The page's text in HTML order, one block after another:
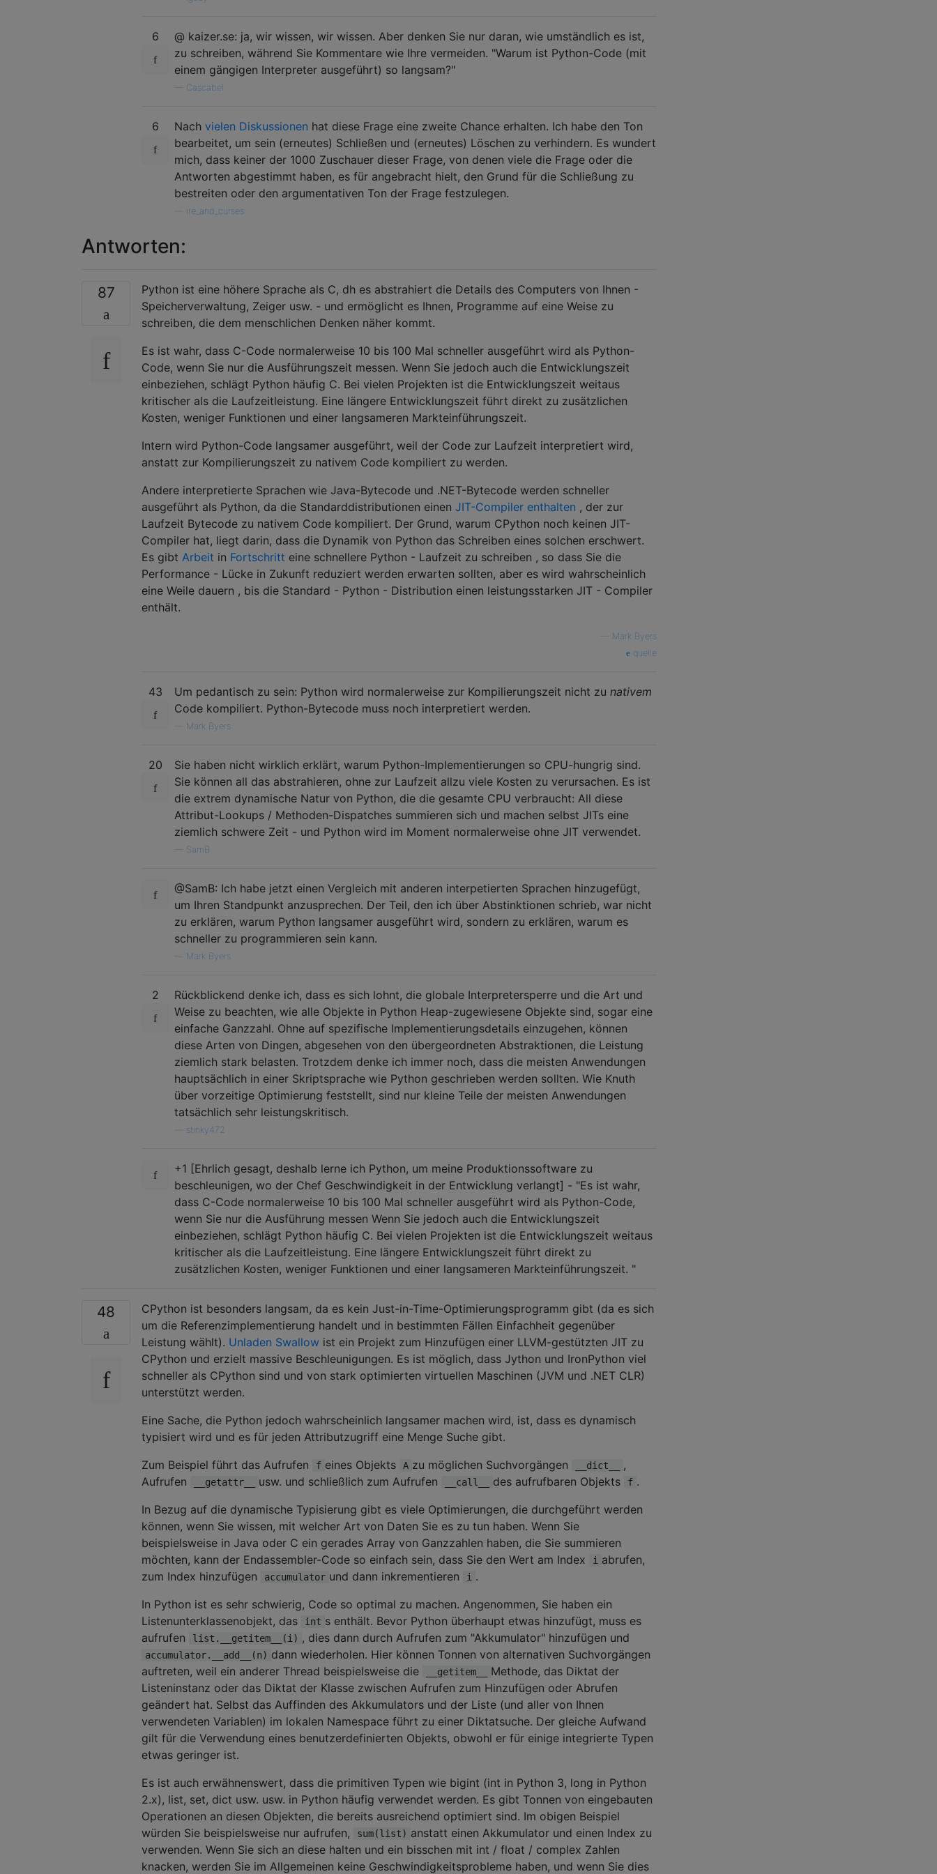
6
@ kaizer.se: ja, wir wissen, wir wissen. Aber denken Sie nur daran, wie umständlich es ist,
zu schreiben, während Sie Kommentare wie Ihre vermeiden. "Warum ist Python-Code (mit
einem gängigen Interpreter ausgeführt) so langsam?"
Cascabel
6 Nach vielen Diskussionen hat diese Frage eine zweite Chance erhalten. Ich habe den Ton
bearbeitet, um sein (erneutes) Schließen und (erneutes) Löschen zu verhindern. Es wundert
mich, dass keiner der 1000 Zuschauer dieser Frage, von denen viele die Frage oder die
Antworten abgestimmt haben, es für angebracht hielt, den Grund für die Schließung zu
bestreiten oder den argumentativen Ton der Frage festzulegen.
ire_and_curses
Antworten:
87
Python ist eine höhere Sprache als C, dh es abstrahiert die Details des Computers von Ihnen -
Speicherverwaltung, Zeiger usw. - und ermöglicht es Ihnen, Programme auf eine Weise zu
schreiben, die dem menschlichen Denken näher kommt.
Es ist wahr, dass C-Code normalerweise 10 bis 100 Mal schneller ausgeführt wird als Python-
Code, wenn Sie nur die Ausführungszeit messen. Wenn Sie jedoch auch die Entwicklungszeit
einbeziehen, schlägt Python häufig C. Bei vielen Projekten ist die Entwicklungszeit weitaus
kritischer als die Laufzeitleistung. Eine längere Entwicklungszeit führt direkt zu zusätzlichen
Kosten, weniger Funktionen und einer langsameren Markteinführungszeit.
Intern wird Python-Code langsamer ausgeführt, weil der Code zur Laufzeit interpretiert wird,
anstatt zur Kompilierungszeit zu nativem Code kompiliert zu werden.
Andere interpretierte Sprachen wie Java-Bytecode und .NET-Bytecode werden schneller
ausgeführt als Python, da die Standarddistributionen einen JIT-Compiler enthalten , der zur
Laufzeit Bytecode zu nativem Code kompiliert. Der Grund, warum CPython noch keinen JIT-
Compiler hat, liegt darin, dass die Dynamik von Python das Schreiben eines solchen erschwert.
Es gibt Arbeit in Fortschritt eine schnellere Python - Laufzeit zu schreiben , so dass Sie die
Performance - Lücke in Zukunft reduziert werden erwarten sollten, aber es wird wahrscheinlich
eine Weile dauern , bis die Standard - Python - Distribution einen leistungsstarken JIT - Compiler
enthält.
Mark Byers
quelle
43 Um pedantisch zu sein: Python wird normalerweise zur Kompilierungszeit nicht zu nativem
Code kompiliert. Python-Bytecode muss noch interpretiert werden.
Mark Byers
20
Sie haben nicht wirklich erklärt, warum Python-Implementierungen so CPU-hungrig sind.
Sie können all das abstrahieren, ohne zur Laufzeit allzu viele Kosten zu verursachen. Es ist
die extrem dynamische Natur von Python, die die gesamte CPU verbraucht: All diese
Attribut-Lookups / Methoden-Dispatches summieren sich und machen selbst JITs eine
ziemlich schwere Zeit - und Python wird im Moment normalerweise ohne JIT verwendet.
SamB
@SamB: Ich habe jetzt einen Vergleich mit anderen interpetierten Sprachen hinzugefügt,
um Ihren Standpunkt anzusprechen. Der Teil, den ich über Abstinktionen schrieb, war nicht
zu erklären, warum Python langsamer ausgeführt wird, sondern zu erklären, warum es
schneller zu programmieren sein kann.
Mark Byers
2
Rückblickend denke ich, dass es sich lohnt, die globale Interpretersperre und die Art und
Weise zu beachten, wie alle Objekte in Python Heap-zugewiesene Objekte sind, sogar eine
einfache Ganzzahl. Ohne auf spezifische Implementierungsdetails einzugehen, können
diese Arten von Dingen, abgesehen von den übergeordneten Abstraktionen, die Leistung
ziemlich stark belasten. Trotzdem denke ich immer noch, dass die meisten Anwendungen
hauptsächlich in einer Skriptsprache wie Python geschrieben werden sollten. Wie Knuth
über vorzeitige Optimierung feststellt, sind nur kleine Teile der meisten Anwendungen
tatsächlich sehr leistungskritisch.
stinky472
+1 [Ehrlich gesagt, deshalb lerne ich Python, um meine Produktionssoftware zu
beschleunigen, wo der Chef Geschwindigkeit in der Entwicklung verlangt] - "Es ist wahr,
dass C-Code normalerweise 10 bis 100 Mal schneller ausgeführt wird als Python-Code,
wenn Sie nur die Ausführung messen Wenn Sie jedoch auch die Entwicklungszeit
einbeziehen, schlägt Python häufig C. Bei vielen Projekten ist die Entwicklungszeit weitaus
kritischer als die Laufzeitleistung. Eine längere Entwicklungszeit führt direkt zu
zusätzlichen Kosten, weniger Funktionen und einer langsameren Markteinführungszeit. "
48
CPython ist besonders langsam, da es kein Just-in-Time-Optimierungsprogramm gibt (da es sich
um die Referenzimplementierung handelt und in bestimmten Fällen Einfachheit gegenüber
Leistung wählt). Unladen Swallow ist ein Projekt zum Hinzufügen einer LLVM-gestützten JIT zu
CPython und erzielt massive Beschleunigungen. Es ist möglich, dass Jython und IronPython viel
schneller als CPython sind und von stark optimierten virtuellen Maschinen (JVM und .NET CLR)
unterstützt werden.
Eine Sache, die Python jedoch wahrscheinlich langsamer machen wird, ist, dass es dynamisch
typisiert wird und es für jeden Attributzugriff eine Menge Suche gibt.
Zum Beispiel führt das Aufrufen
f eines Objekts A zu möglichen Suchvorgängen __dict__
,
Aufrufen
__getattr__ usw. und schließlich zum Aufrufen __call__ des aufrufbaren Objekts f .
In Bezug auf die dynamische Typisierung gibt es viele Optimierungen, die durchgeführt werden
können, wenn Sie wissen, mit welcher Art von Daten Sie es zu tun haben. Wenn Sie
beispielsweise in Java oder C ein gerades Array von Ganzzahlen haben, die Sie summieren
möchten, kann der Endassembler-Code so einfach sein, dass Sie den Wert am Index
i abrufen,
zum Index hinzufügen
accumulator und dann inkrementieren i .
In Python ist es sehr schwierig, Code so optimal zu machen. Angenommen, Sie haben ein
Listenunterklassenobjekt, das
int s enthält. Bevor Python überhaupt etwas hinzufügt, muss es
aufrufen
list.__getitem__(i) , dies dann durch Aufrufen zum "Akkumulator" hinzufügen und
accumulator.__add__(n) dann wiederholen. Hier können Tonnen von alternativen Suchvorgängen
auftreten, weil ein anderer Thread beispielsweise die
__getitem__
Methode, das Diktat der
Listeninstanz oder das Diktat der Klasse zwischen Aufrufen zum Hinzufügen oder Abrufen
geändert hat. Selbst das Auffinden des Akkumulators und der Liste (und aller von Ihnen
verwendeten Variablen) im lokalen Namespace führt zu einer Diktatsuche. Der gleiche Aufwand
gilt für die Verwendung eines benutzerdefinierten Objekts, obwohl er für einige integrierte Typen
etwas geringer ist.
Es ist auch erwähnenswert, dass die primitiven Typen wie bigint (int in Python 3, long in Python
2.x), list, set, dict usw. usw. in Python häufig verwendet werden. Es gibt Tonnen von eingebauten
Operationen an diesen Objekten, die bereits ausreichend optimiert sind. Im obigen Beispiel
würden Sie beispielsweise nur aufrufen,
sum(list) anstatt einen Akkumulator und einen Index zu
verwenden. Wenn Sie sich an diese halten und ein bisschen mit int / float / complex Zahlen
knacken, werden Sie im Allgemeinen keine Geschwindigkeitsprobleme haben, und wenn Sie dies